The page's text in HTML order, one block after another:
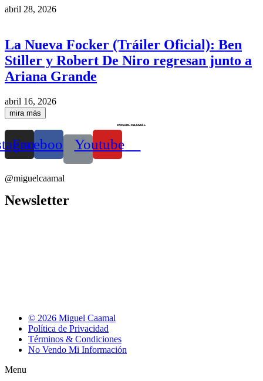
abril 28, 2026
La Nueva Focker (Tráiler Oficial): Ben
Stiller y Robert De Niro regresan junto a
Ariana Grande
abril 16, 2026
mira más
Facebook Youtube
@miguelcaamal
Newsletter
© 2026 Miguel Caamal
Política de Privacidad
Términos & Condiciones
No Vendo Mi Información
Menu